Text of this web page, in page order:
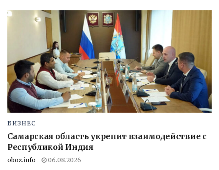
БИЗНЕС
Самарская область укрепит взаимодействие с
Республикой Индия
oboz.info 06.08.2026